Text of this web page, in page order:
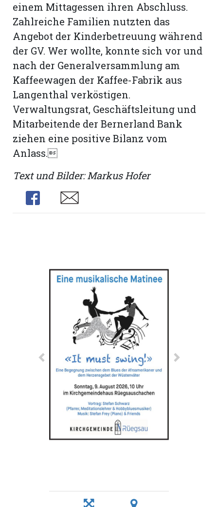
einem Mittagessen ihren Abschluss.
Zahlreiche Familien nutzten das
Angebot der Kinderbetreuung während
der GV. Wer wollte, konnte sich vor und
nach der Generalversammlung am
Kaffeewagen der Kaffee-Fabrik aus
Langenthal verköstigen.
Verwaltungsrat, Geschäftsleitung und
Mitarbeitende der Bernerland Bank
ziehen eine positive Bilanz vom
Anlass.
Text und Bilder: Markus Hofer
Share
Share